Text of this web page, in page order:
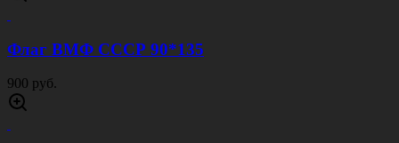
Флаг ВМФ СССР 90*135
900 руб.